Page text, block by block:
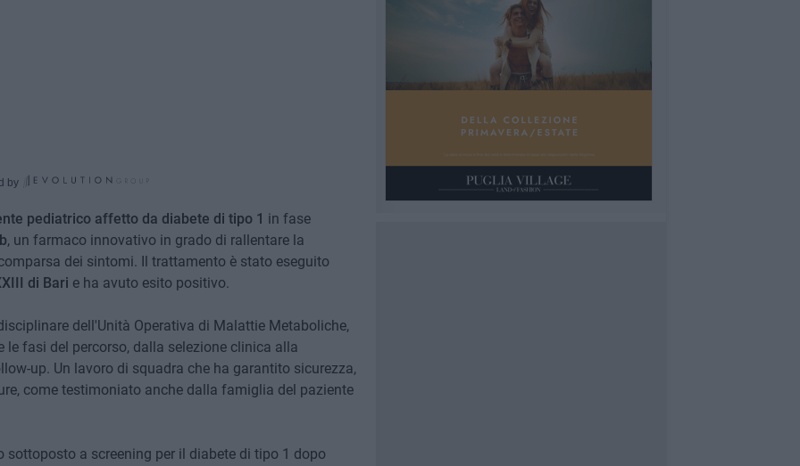
by
pediatrico affetto da diabete di tipo 1 in fase
, un farmaco innovativo in grado di rallentare la
dei sintomi. Il trattamento è stato eseguito
di Bari e ha avuto esito positivo.
dell'Unità Operativa di Malattie Metaboliche,
fasi del percorso, dalla selezione clinica alla
up. Un lavoro di squadra che ha garantito sicurezza,
come testimoniato anche dalla famiglia del paziente
sottoposto a screening per il diabete di tipo 1 dopo